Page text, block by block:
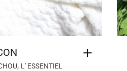
, L' ESSENTIEL